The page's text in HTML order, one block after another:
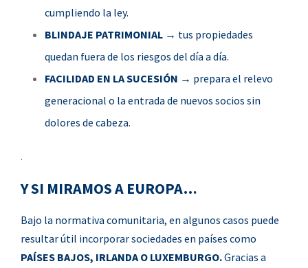
cumpliendo la ley.
BLINDAJE PATRIMONIAL → tus propiedades
quedan fuera de los riesgos del día a día.
FACILIDAD EN LA SUCESIÓN → prepara el relevo
generacional o la entrada de nuevos socios sin
dolores de cabeza.
.
Y SI MIRAMOS A EUROPA…
Bajo la normativa comunitaria, en algunos casos puede
resultar útil incorporar sociedades en países como
PAÍSES BAJOS, IRLANDA O LUXEMBURGO.Gracias a